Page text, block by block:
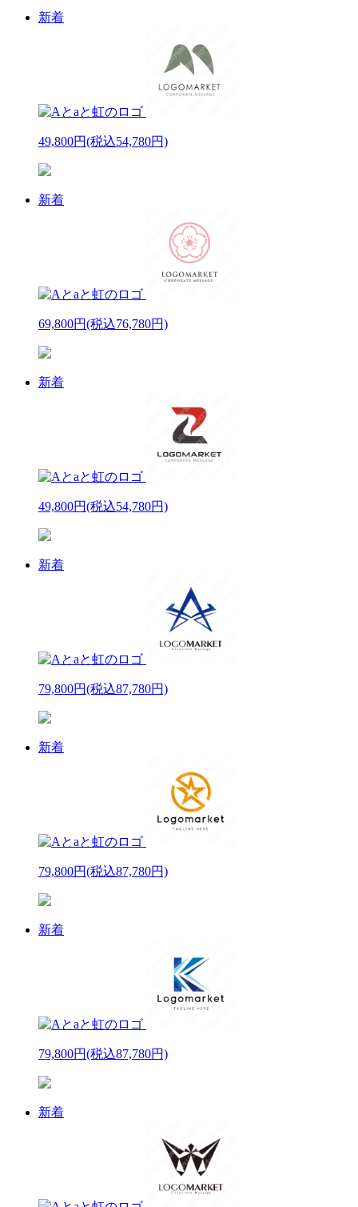
新着
49,800円(税込54,780円)
新着
69,800円(税込76,780円)
新着
49,800円(税込54,780円)
新着
79,800円(税込87,780円)
新着
79,800円(税込87,780円)
新着
79,800円(税込87,780円)
新着